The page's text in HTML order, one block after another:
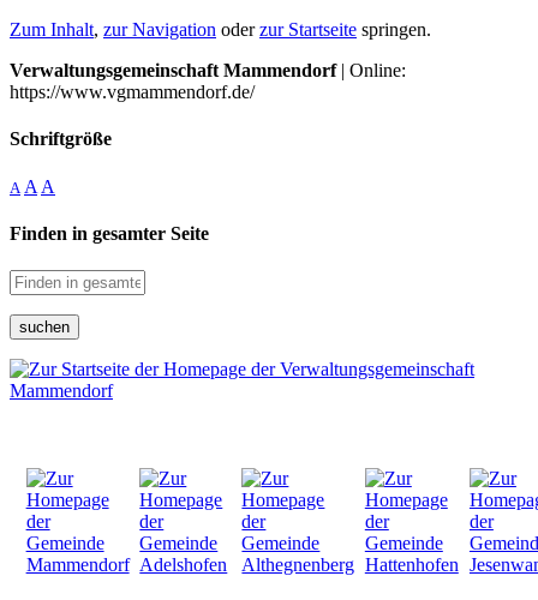
Zum Inhalt, zur Navigation oderzur Startseite springen.
Verwaltungsgemeinschaft Mammendorf| Online:
https://www.vgmammendorf.de/
Schriftgröße
A A A
Finden in gesamter Seite
suchen